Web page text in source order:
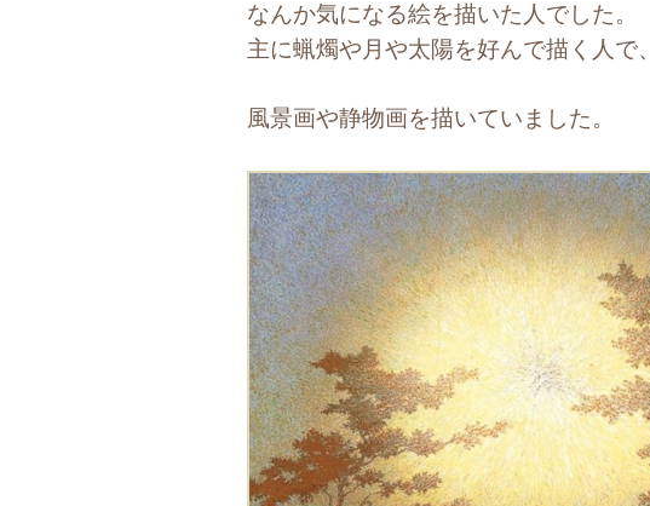
なんか気になる絵を描いた人でした。
主に蝋燭や月や太陽を好んで描く人で、
風景画や静物画を描いていました。